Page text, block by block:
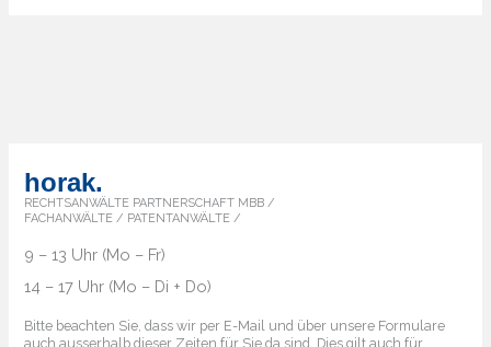
die
Markenländer
horak.
RECHTSANWÄLTE PARTNERSCHAFT MBB /
FACHANWÄLTE / PATENTANWÄLTE /
9 – 13 Uhr (Mo – Fr)
14 – 17 Uhr (Mo – Di + Do)
Bitte beachten Sie, dass wir per E-Mail und über unsere Formulare
auch ausserhalb dieser Zeiten für Sie da sind. Dies gilt auch für